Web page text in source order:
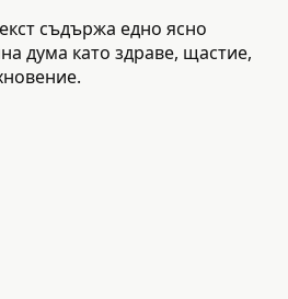
съдържа едно ясно
дума като здраве, щастие,